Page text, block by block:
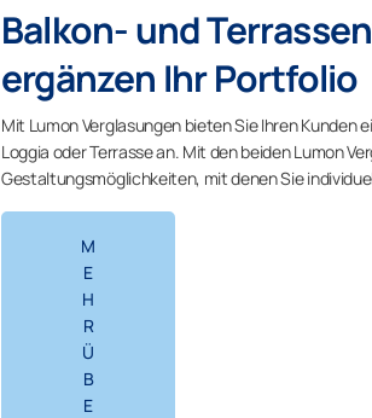
Balkon- und
ergänzen Ihr Portfolio
Mit Lumon Verglasungen bieten Sie Ihren
Loggia oder Terrasse an. Mit den beiden Lumon
Gestaltungsmöglichkeiten, mit denen Sie
M
E
H
R
Ü
B
E